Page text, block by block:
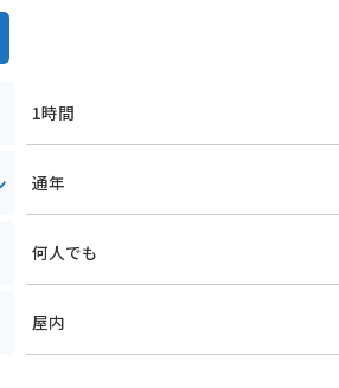
1時間
通年
何人でも
屋内